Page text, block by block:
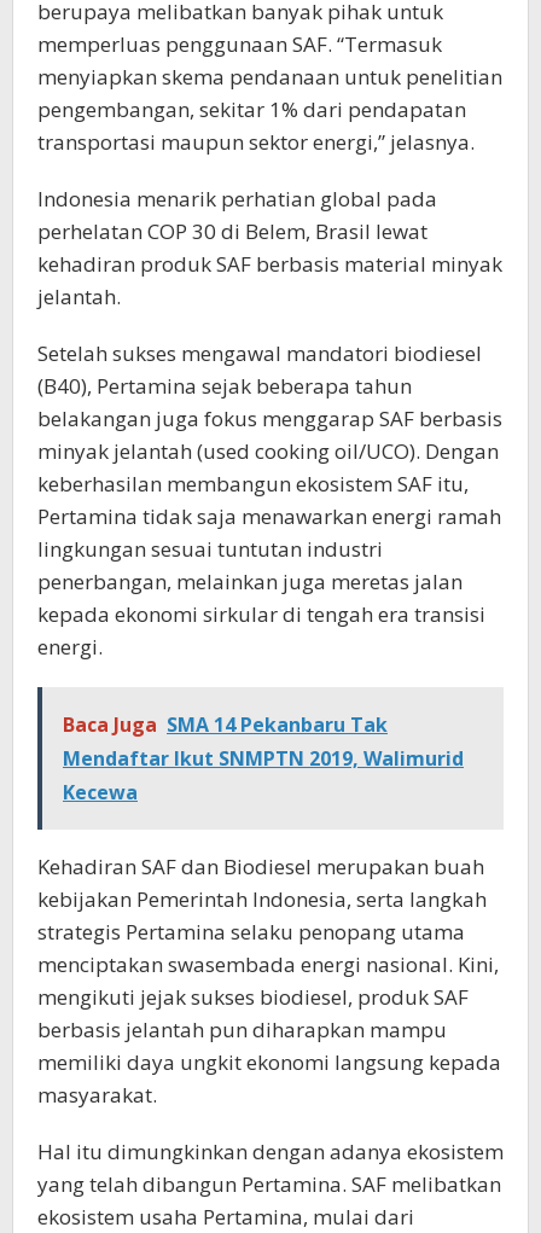
berupaya melibatkan banyak pihak untuk
memperluas penggunaan SAF. “Termasuk
menyiapkan skema pendanaan untuk penelitian
pengembangan, sekitar 1% dari pendapatan
transportasi maupun sektor energi,” jelasnya.
Indonesia menarik perhatian global pada
perhelatan COP 30 di Belem, Brasil lewat
kehadiran produk SAF berbasis material minyak
jelantah.
Setelah sukses mengawal mandatori biodiesel
(B40), Pertamina sejak beberapa tahun
belakangan juga fokus menggarap SAF berbasis
minyak jelantah (used cooking oil/UCO). Dengan
keberhasilan membangun ekosistem SAF itu,
Pertamina tidak saja menawarkan energi ramah
lingkungan sesuai tuntutan industri
penerbangan, melainkan juga meretas jalan
kepada ekonomi sirkular di tengah era transisi
energi.
Baca Juga SMA 14 Pekanbaru Tak
Mendaftar Ikut SNMPTN 2019, Walimurid
Kecewa
Kehadiran SAF dan Biodiesel merupakan buah
kebijakan Pemerintah Indonesia, serta langkah
strategis Pertamina selaku penopang utama
menciptakan swasembada energi nasional. Kini,
mengikuti jejak sukses biodiesel, produk SAF
berbasis jelantah pun diharapkan mampu
memiliki daya ungkit ekonomi langsung kepada
masyarakat.
Hal itu dimungkinkan dengan adanya ekosistem
yang telah dibangun Pertamina. SAF melibatkan
ekosistem usaha Pertamina, mulai dari